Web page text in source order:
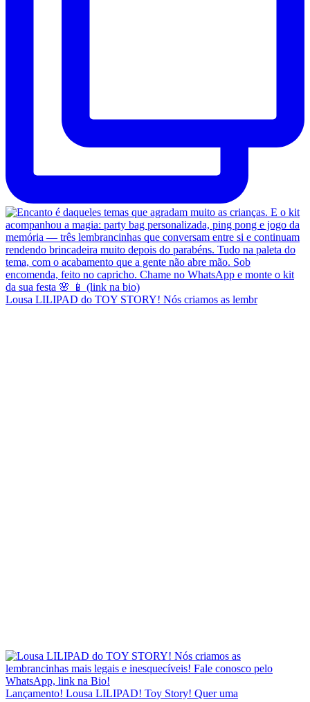
Lousa LILIPAD do TOY STORY! Nós criamos as lembr
Lançamento! Lousa LILIPAD! Toy Story! Quer uma